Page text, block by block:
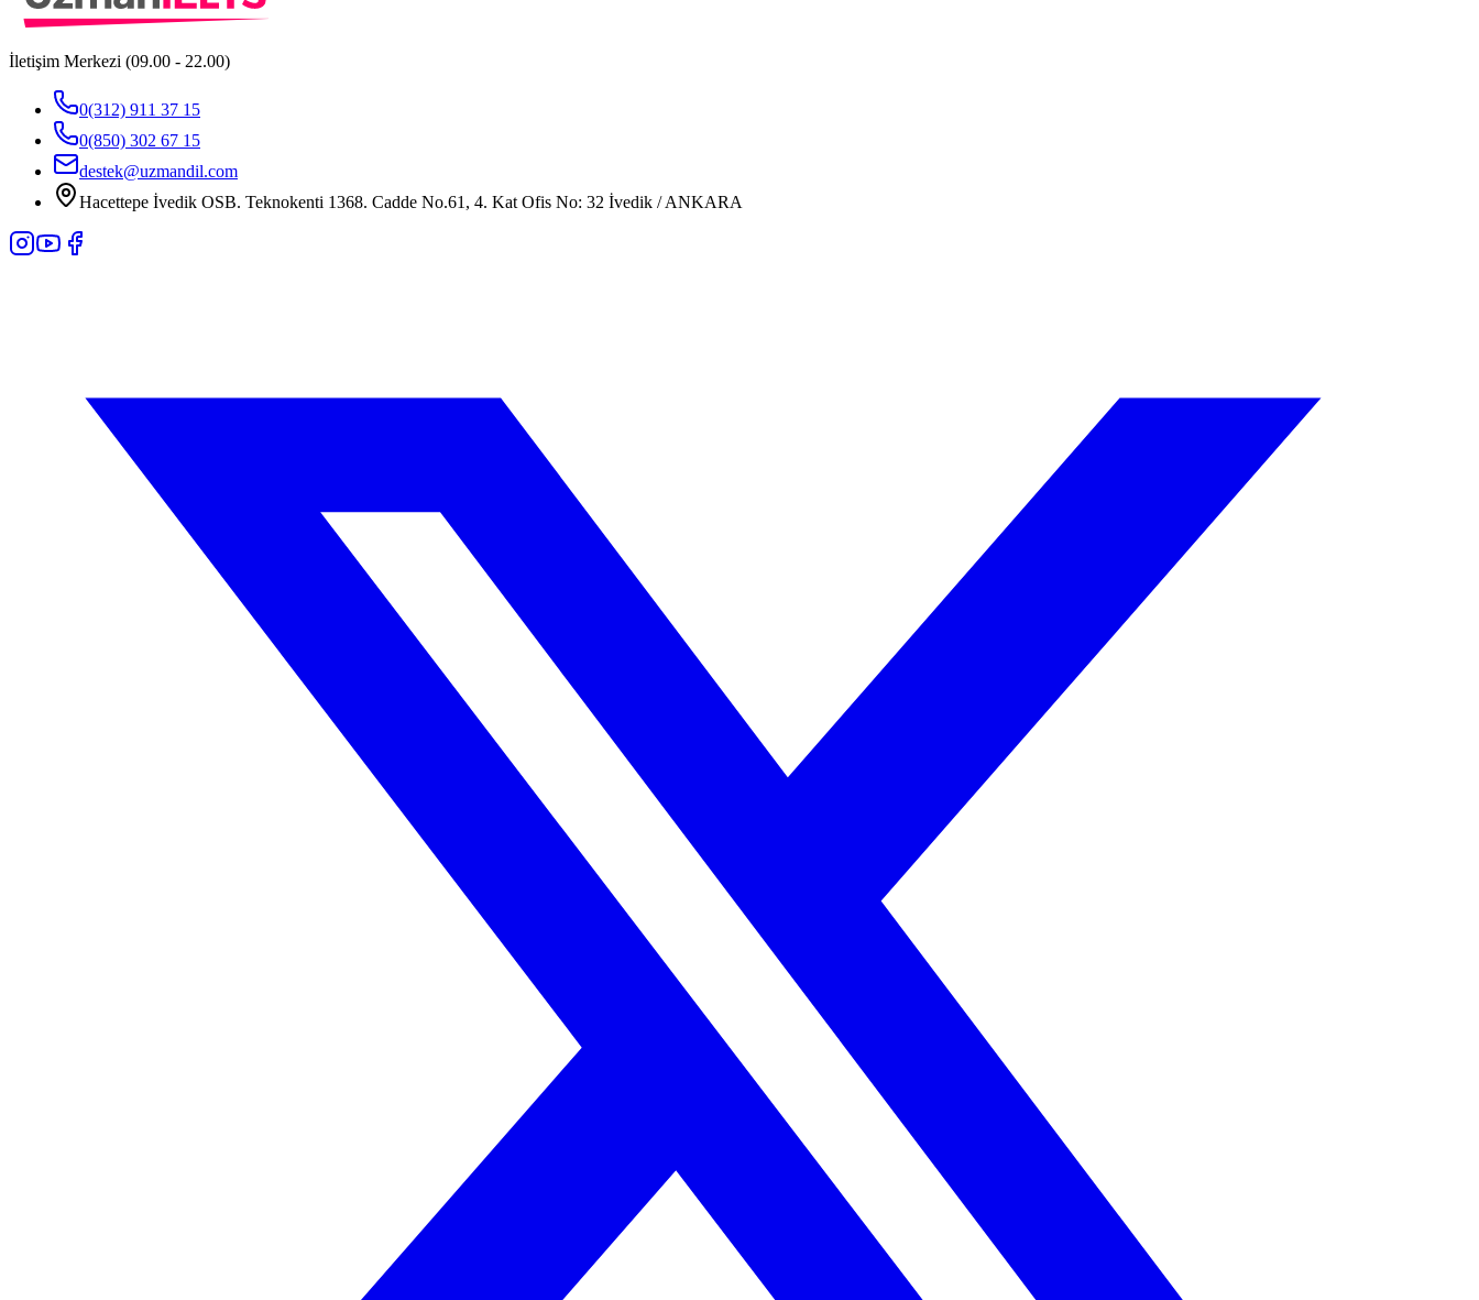
İletişim Merkezi (09.00 - 22.00)
0(312) 911 37 15
0(850) 302 67 15
destek@uzmandil.com
Hacettepe İvedik OSB. Teknokenti 1368. Cadde No.61, 4. Kat Ofis No: 32 İvedik / ANKARA